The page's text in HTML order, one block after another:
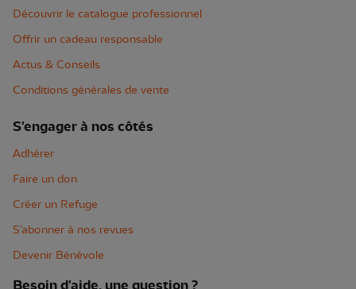
Découvrir le catalogue professionnel
Offrir un cadeau responsable
Actus & Conseils
Conditions générales de vente
S'engager à nos côtés
Adhérer
Faire un don
Créer un Refuge
S'abonner à nos revues
Devenir Bénévole